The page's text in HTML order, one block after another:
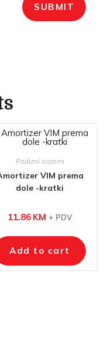
Podizni sistemi
VIM prema
dole -kratki
11.86 KM + PDV
Add to cart